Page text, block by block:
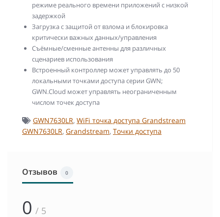
режиме реального времени приложений с низкой
задержкой
Загрузка с защитой от взлома и блокировка
критически важных данных/управления
Съёмные/сменные антенны для различных
сценариев использования
Встроенный контроллер может управлять до 50
локальными точками доступа серии GWN;
GWN.Cloud может управлять неограниченным
числом точек доступа
GWN7630LR, WiFi точка доступа Grandstream
GWN7630LR, Grandstream, Точки доступа
Отзывов 0
0 / 5